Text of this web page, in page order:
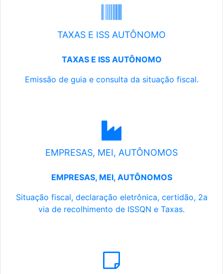
TAXAS E ISS AUTÔNOMO
TAXAS E ISS AUTÔNOMO
Emissão de guia e consulta da situação fiscal.
EMPRESAS, MEI, AUTÔNOMOS
EMPRESAS, MEI, AUTÔNOMOS
Situação fiscal, declaração eletrônica, certidão, 2a
via de recolhimento de ISSQN e Taxas.